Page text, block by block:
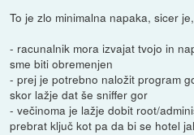
To je zlo minimalna napaka, sicer
- racunalnik mora izvajat tvojo in
sme biti obremenjen
- prej je potrebno naložit program
skor lažje dat še sniffer gor
- večinoma je lažje dobit root/
prebrat ključ kot pa da bi se hotel